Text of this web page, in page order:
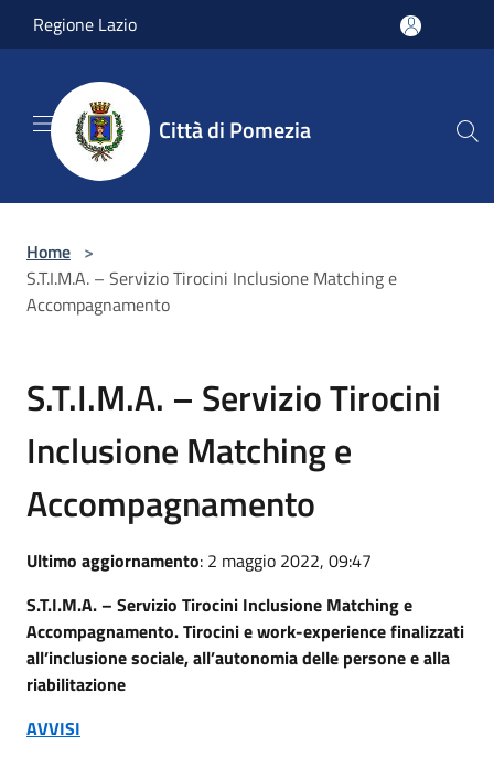
Salta al contenuto principale
Regione Lazio
Città di Pomezia
Home >
S.T.I.M.A. – Servizio Tirocini Inclusione Matching e
Accompagnamento
S.T.I.M.A. – Servizio Tirocini
Inclusione Matching e
Accompagnamento
Ultimo aggiornamento: 2 maggio 2022, 09:47
S.T.I.M.A. – Servizio Tirocini Inclusione Matching e
Accompagnamento. Tirocini e work-experience finalizzati
all’inclusione sociale, all’autonomia delle persone e alla
riabilitazione
AVVISI